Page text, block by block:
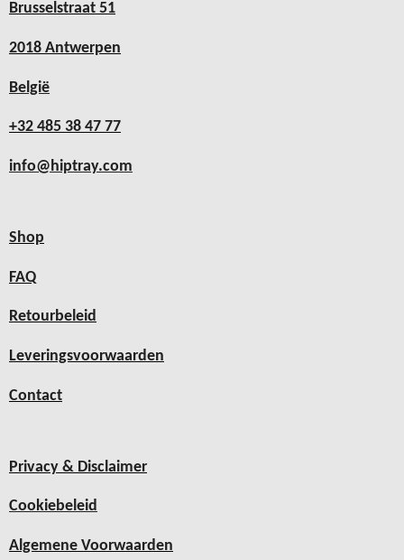
Brusselstraat 51
2018 Antwerpen
België
+32 485 38 47 77
info@hiptray.com
Shop
FAQ
Retourbeleid
Leveringsvoorwaarden
Contact
Privacy & Disclaimer
Cookiebeleid
Algemene Voorwaarden